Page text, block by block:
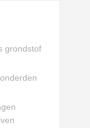
grondstof